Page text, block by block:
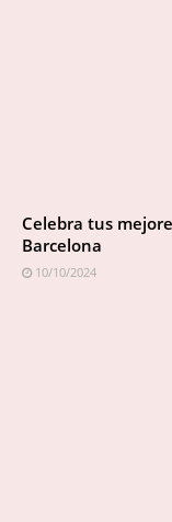
Celebra tus
Barcelona
10/10/2024